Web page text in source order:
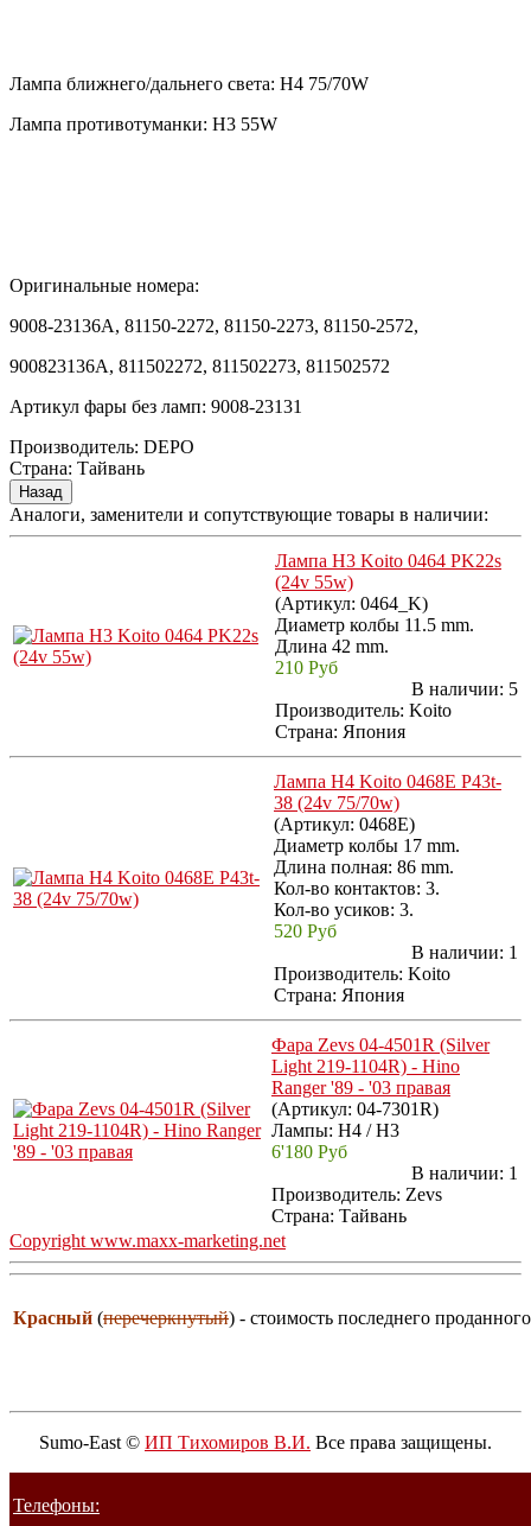
Лампа ближнего/дальнего света: H4 75/70W
Лампа противотуманки: H3 55W
Оригинальные номера:
9008-23136A, 81150-2272, 81150-2273, 81150-2572,
900823136A, 811502272, 811502273, 811502572
Артикул фары без ламп: 9008-23131
Производитель: DEPO
Страна: Тайвань
Аналоги, заменители и сопутствующие товары в наличии:
Лампа H3 Koito 0464 PK22s
(24v 55w)
(Артикул: 0464_K)
Диаметр колбы 11.5 mm.
Длина 42 mm.
210 Руб
В наличии: 5
Производитель: Koito
Страна: Япония
Лампа H4 Koito 0468E P43t-
38 (24v 75/70w)
(Артикул: 0468E)
Диаметр колбы 17 mm.
Длина полная: 86 mm.
Кол-во контактов: 3.
Кол-во усиков: 3.
520 Руб
В наличии: 1
Производитель: Koito
Страна: Япония
Фара Zevs 04-4501R (Silver
Light 219-1104R) - Hino
Ranger '89 - '03 правая
(Артикул: 04-7301R)
Лампы: H4 / H3
6'180 Руб
В наличии: 1
Производитель: Zevs
Страна: Тайвань
Copyright www.maxx-marketing.net
Красный (перечеркнутый) - стоимость последнего
Sumo-East © ИП Тихомиров В.И. Все права защищены.
Телефоны: